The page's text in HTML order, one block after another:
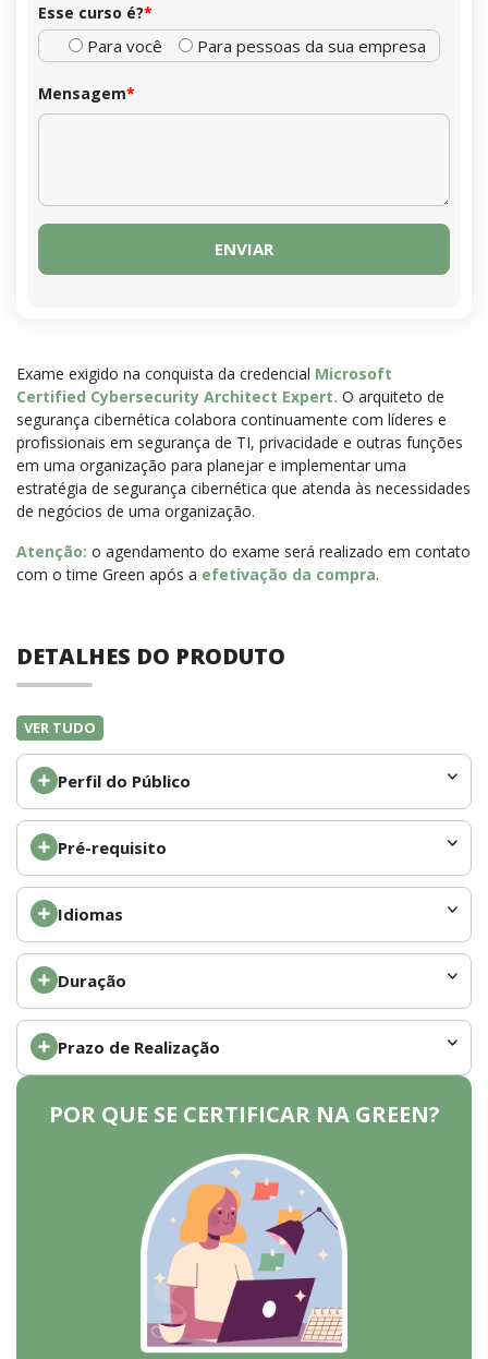
Esse curso é?*
Para você Para pessoas da sua empresa
Mensagem*
Exame exigido na conquista da credencial Microsoft
Certified Cybersecurity Architect Expert. O arquiteto de
segurança cibernética colabora continuamente com líderes e
profissionais em segurança de TI, privacidade e outras funções
em uma organização para planejar e implementar uma
estratégia de segurança cibernética que atenda às necessidades
de negócios de uma organização.
Atenção: o agendamento do exame será realizado em contato
com o time Green após a efetivação da compra.
DETALHES DO PRODUTO
VER TUDO
Perfil do Público
Pré-requisito
Idiomas
Duração
Prazo de Realização
POR QUE SE CERTIFICAR NA GREEN?